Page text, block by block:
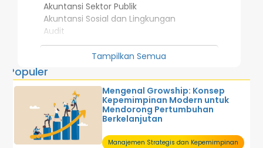
Akuntansi Sektor Publik
Akuntansi Sosial dan Lingkungan
Audit
Investasi dan Pasar Modal
Manajemen Strategis dan Kepemimpinan
Penelitian Dosen
Perpajakan
Sistem Informasi Akuntansi
Sistem Informasi Manajemen
Sistem Pengendalian Manajemen
Tentang Akuntansi
U M U M
Tampilkan Semua
Populer
Mengenal Growship: Konsep
Kepemimpinan Modern untuk
Mendorong Pertumbuhan
Berkelanjutan
Manajemen Strategis dan Kepemimpinan